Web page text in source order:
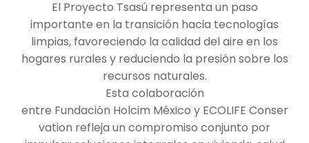
El Proyecto Tsasú representa un paso
importante en la transición hacia tecnologías
limpias, favoreciendo la calidad del aire en los
hogares rurales y reduciendo la presión sobre los
recursos naturales.
Esta colaboración
entre Fundación Holcim México y ECOLIFE Conser
vation refleja un compromiso conjunto por